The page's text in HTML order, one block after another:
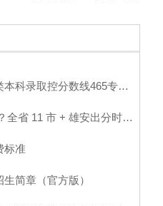
控分数线465专科分数线180分
市 + 雄安出分时间一次性整理好
标准
简章（官方版）